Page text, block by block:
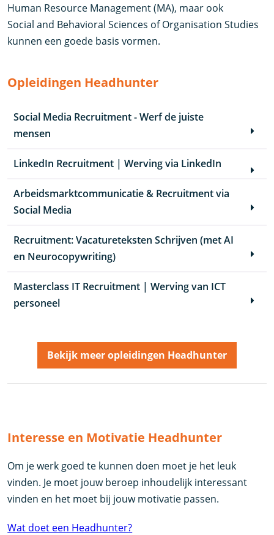
Human Resource Management (MA), maar ook
Social and Behavioral Sciences of Organisation Studies
kunnen een goede basis vormen.
Opleidingen Headhunter
Social Media Recruitment - Werf de juiste
mensen
LinkedIn Recruitment | Werving via LinkedIn
Arbeidsmarktcommunicatie & Recruitment via
Social Media
Recruitment: Vacatureteksten Schrijven (met AI
en Neurocopywriting)
Masterclass IT Recruitment | Werving van ICT
personeel
Bekijk meer opleidingen Headhunter
Interesse en Motivatie Headhunter
Om je werk goed te kunnen doen moet je het leuk
vinden. Je moet jouw beroep inhoudelijk interessant
vinden en het moet bij jouw motivatie passen.
Wat doet een Headhunter?